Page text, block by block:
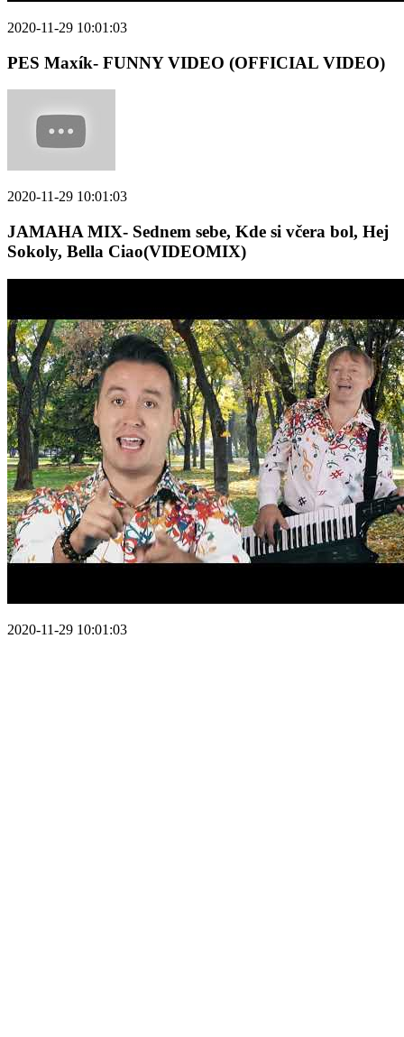
2020-11-29 10:01:03
PES Maxík- FUNNY VIDEO (OFFICIAL VIDEO)
2020-11-29 10:01:03
JAMAHA MIX- Sednem sebe, Kde si včera bol, Hej
Sokoly, Bella Ciao(VIDEOMIX)
2020-11-29 10:01:03